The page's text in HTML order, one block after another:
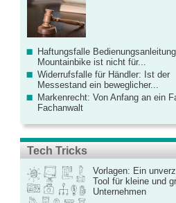
Haftungsfalle
Mountainbike ist nicht für...
Widerrufsfalle für Händler: Ist der
Messestand ein beweglicher...
Markenrecht: Von Anfang an ein
Fachanwalt
Tech Tricks
Vorlagen: Ein
Tool für kleine und
Unternehmen